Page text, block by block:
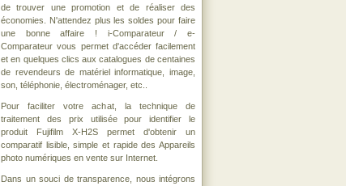
de trouver une promotion et de réaliser des
économies. N'attendez plus les soldes pour faire
une bonne affaire ! i-Comparateur / e-
Comparateur vous permet d'accéder facilement
et en quelques clics aux catalogues de centaines
de revendeurs de matériel informatique, image,
son, téléphonie, électroménager, etc..
Pour faciliter votre achat, la technique de
traitement des prix utilisée pour identifier le
produit Fujifilm X-H2S permet d'obtenir un
comparatif lisible, simple et rapide des Appareils
photo numériques en vente sur Internet.
Dans un souci de transparence, nous intégrons